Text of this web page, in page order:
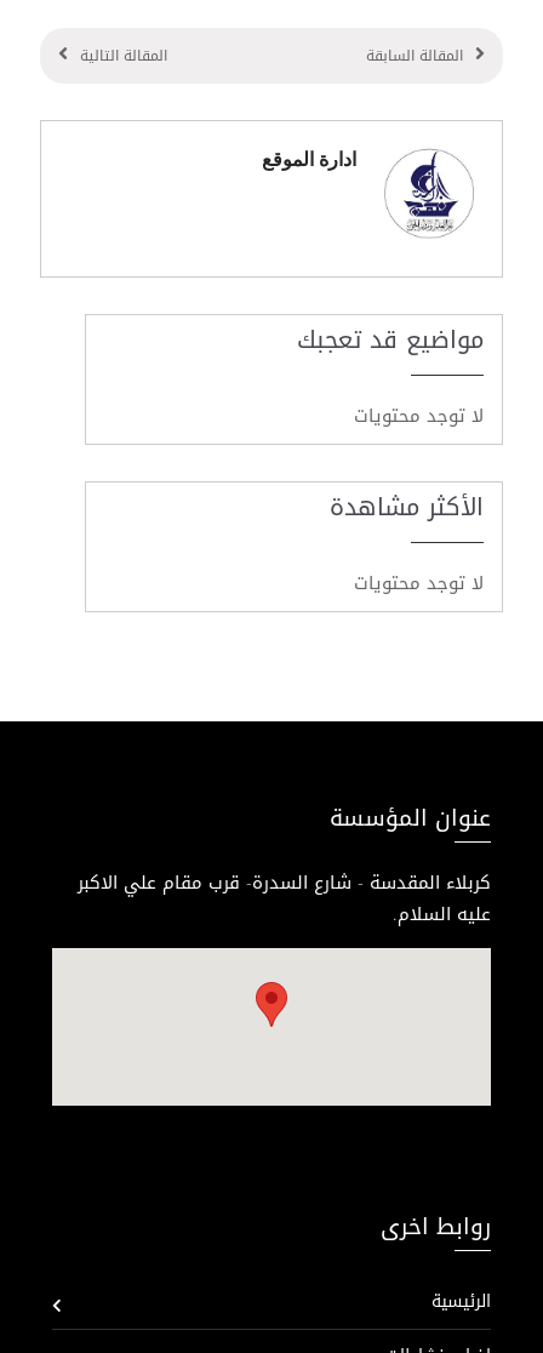
المقالة السابقة المقالة التالية
ادارة الموقع
مواضيع قد تعجبك
لا توجد محتويات
الأكثر مشاهدة
لا توجد محتويات
عنوان المؤسسة
كربلاء المقدسة - شارع السدرة- قرب مقام علي الاكبر
عليه السلام.
روابط اخرى
الرئيسية